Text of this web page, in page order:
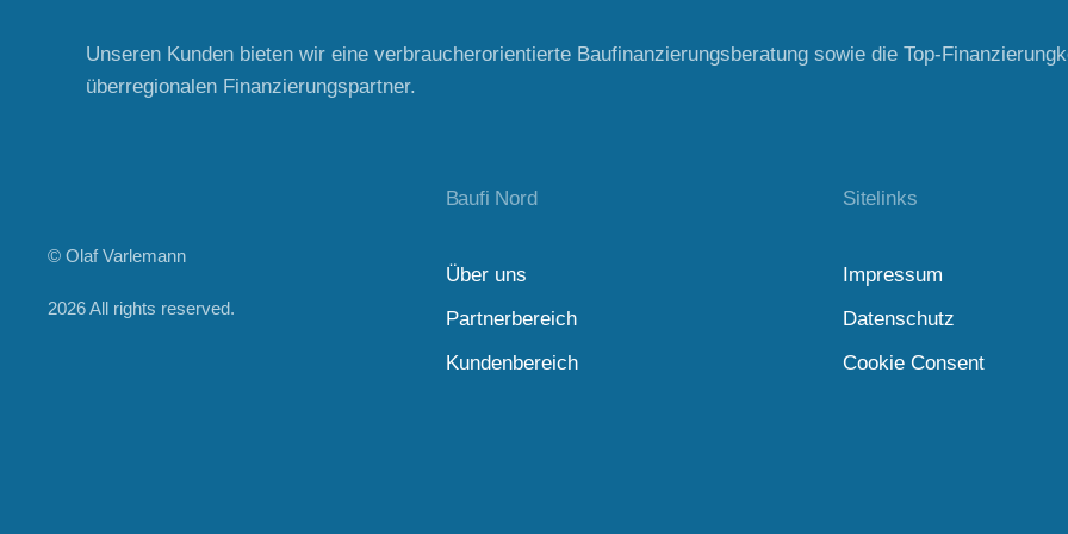
Unseren Kunden bieten wir eine verbraucherorientierte Baufinanzierungsberatung sowie die Top-
überregionalen Finanzierungspartner.
© Olaf Varlemann
2026All rights reserved.
Baufi Nord
Über uns
Partnerbereich
Kundenbereich
Sitelinks
Impressum
Datenschutz
Cookie Consent